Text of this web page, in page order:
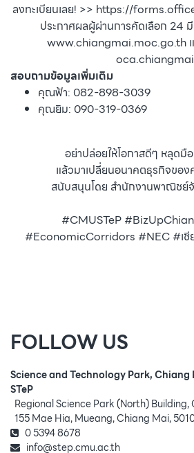
ลงทะเบียนเลย! >> https://
ประกาศผลผู้ผ่านการคัดเลือก 24
www.chiangmai.moc.go.th
oca.chiangmai
สอบถามข้อมูลเพิ่มเติม
คุณฟ้า: 082-898-3039
คุณยิม: 090-319-0369
อย่าปล่อยให้โอกาสดีๆ หลุดมื
แล้วมาเปลี่ยนอนาคตธุรกิจขอ
สนับสนุนโดย สำนักงานพาณิชย์
#CMUSTeP
#EconomicCorridors #NEC #เชี
FOLLOW US
Science and Technology Park, Chiang
STeP
Regional Science Park (North)
155 Mae Hia, Mueang, Chiang Mai,
0 5394 8678
info@step.cmu.ac.th